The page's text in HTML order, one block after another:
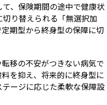
、保険期間の途中で健康状
り替えられる「無選択加
期型から終身型の保障に切
移の不安がつきない病気で
を抑え、将来的に終身型に
ージに応じた柔軟な保障設